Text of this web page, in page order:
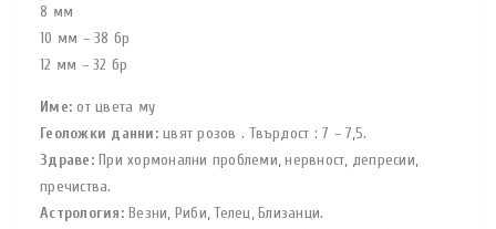
8 мм
10 мм – 38 бр
12 мм – 32 бр
Име: от цвета му
Геоложки данни:цвят розов . Твърдост : 7 – 7,5.
Здраве:При хормонални проблеми, нервност, депресии,
пречиства.
Астрология:Везни, Риби, Телец, Близанци.